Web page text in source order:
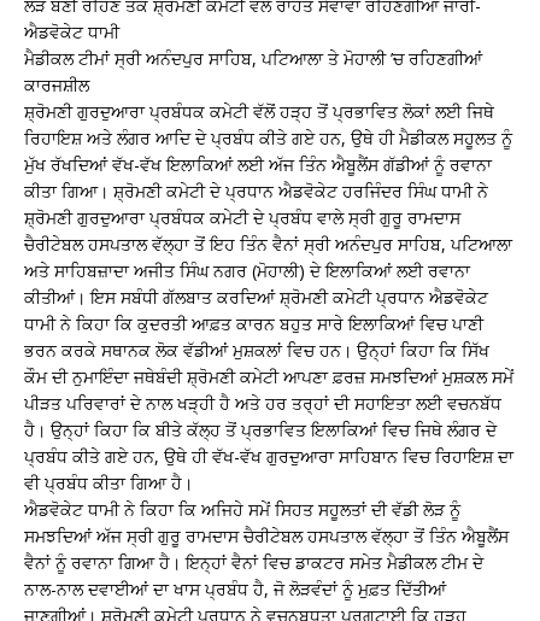
ਲੋੜ ਬਣੀ ਰਹਿਣ ਤੱਕ ਸ਼੍ਰੋਮਣੀ ਕਮੇਟੀ ਵੱਲੋਂ ਰਾਹਤ ਸੇਵਾਵਾਂ ਰਹਿਣਗੀਆਂ ਜਾਰੀ-
ਐਡਵੋਕੇਟ ਧਾਮੀ
ਮੈਡੀਕਲ ਟੀਮਾਂ ਸ੍ਰੀ ਅਨੰਦਪੁਰ ਸਾਹਿਬ, ਪਟਿਆਲਾ ਤੇ ਮੋਹਾਲੀ ’ਚ ਰਹਿਣਗੀਆਂ
ਕਾਰਜਸ਼ੀਲ
ਸ਼੍ਰੋਮਣੀ ਗੁਰਦੁਆਰਾ ਪ੍ਰਬੰਧਕ ਕਮੇਟੀ ਵੱਲੋਂ ਹੜ੍ਹ ਤੋਂ ਪ੍ਰਭਾਵਿਤ ਲੋਕਾਂ ਲਈ ਜਿਥੇ
ਰਿਹਾਇਸ਼ ਅਤੇ ਲੰਗਰ ਆਦਿ ਦੇ ਪ੍ਰਬੰਧ ਕੀਤੇ ਗਏ ਹਨ, ਉਥੇ ਹੀ ਮੈਡੀਕਲ ਸਹੂਲਤ ਨੂੰ
ਮੁੱਖ ਰੱਖਦਿਆਂ ਵੱਖ-ਵੱਖ ਇਲਾਕਿਆਂ ਲਈ ਅੱਜ ਤਿੰਨ ਐਬੂਲੈਂਸ ਗੱਡੀਆਂ ਨੂੰ ਰਵਾਨਾ
ਕੀਤਾ ਗਿਆ। ਸ਼੍ਰੋਮਣੀ ਕਮੇਟੀ ਦੇ ਪ੍ਰਧਾਨ ਐਡਵੋਕੇਟ ਹਰਜਿੰਦਰ ਸਿੰਘ ਧਾਮੀ ਨੇ
ਸ਼੍ਰੋਮਣੀ ਗੁਰਦੁਆਰਾ ਪ੍ਰਬੰਧਕ ਕਮੇਟੀ ਦੇ ਪ੍ਰਬੰਧ ਵਾਲੇ ਸ੍ਰੀ ਗੁਰੂ ਰਾਮਦਾਸ
ਚੈਰੀਟੇਬਲ ਹਸਪਤਾਲ ਵੱਲ੍ਹਾ ਤੋਂ ਇਹ ਤਿੰਨ ਵੈਨਾਂ ਸ੍ਰੀ ਅਨੰਦਪੁਰ ਸਾਹਿਬ, ਪਟਿਆਲਾ
ਅਤੇ ਸਾਹਿਬਜ਼ਾਦਾ ਅਜੀਤ ਸਿੰਘ ਨਗਰ (ਮੋਹਾਲੀ) ਦੇ ਇਲਾਕਿਆਂ ਲਈ ਰਵਾਨਾ
ਕੀਤੀਆਂ। ਇਸ ਸਬੰਧੀ ਗੱਲਬਾਤ ਕਰਦਿਆਂ ਸ਼੍ਰੋਮਣੀ ਕਮੇਟੀ ਪ੍ਰਧਾਨ ਐਡਵੋਕੇਟ
ਧਾਮੀ ਨੇ ਕਿਹਾ ਕਿ ਕੁਦਰਤੀ ਆਫ਼ਤ ਕਾਰਨ ਬਹੁਤ ਸਾਰੇ ਇਲਾਕਿਆਂ ਵਿਚ ਪਾਣੀ
ਭਰਨ ਕਰਕੇ ਸਥਾਨਕ ਲੋਕ ਵੱਡੀਆਂ ਮੁਸ਼ਕਲਾਂ ਵਿਚ ਹਨ। ਉਨ੍ਹਾਂ ਕਿਹਾ ਕਿ ਸਿੱਖ
ਕੌਮ ਦੀ ਨੁਮਾਇੰਦਾ ਜਥੇਬੰਦੀ ਸ਼੍ਰੋਮਣੀ ਕਮੇਟੀ ਆਪਣਾ ਫ਼ਰਜ਼ ਸਮਝਦਿਆਂ ਮੁਸ਼ਕਲ ਸਮੇਂ
ਪੀੜਤ ਪਰਿਵਾਰਾਂ ਦੇ ਨਾਲ ਖੜ੍ਹੀ ਹੈ ਅਤੇ ਹਰ ਤਰ੍ਹਾਂ ਦੀ ਸਹਾਇਤਾ ਲਈ ਵਚਨਬੱਧ
ਹੈ। ਉਨ੍ਹਾਂ ਕਿਹਾ ਕਿ ਬੀਤੇ ਕੱਲ੍ਹ ਤੋਂ ਪ੍ਰਭਾਵਿਤ ਇਲਾਕਿਆਂ ਵਿਚ ਜਿਥੇ ਲੰਗਰ ਦੇ
ਪ੍ਰਬੰਧ ਕੀਤੇ ਗਏ ਹਨ, ਉਥੇ ਹੀ ਵੱਖ-ਵੱਖ ਗੁਰਦੁਆਰਾ ਸਾਹਿਬਾਨ ਵਿਚ ਰਿਹਾਇਸ਼ ਦਾ
ਵੀ ਪ੍ਰਬੰਧ ਕੀਤਾ ਗਿਆ ਹੈ।
ਐਡਵੋਕੇਟ ਧਾਮੀ ਨੇ ਕਿਹਾ ਕਿ ਅਜਿਹੇ ਸਮੇਂ ਸਿਹਤ ਸਹੂਲਤਾਂ ਦੀ ਵੱਡੀ ਲੋੜ ਨੂੰ
ਸਮਝਦਿਆਂ ਅੱਜ ਸ੍ਰੀ ਗੁਰੂ ਰਾਮਦਾਸ ਚੈਰੀਟੇਬਲ ਹਸਪਤਾਲ ਵੱਲ੍ਹਾ ਤੋਂ ਤਿੰਨ ਐਬੂਲੈਂਸ
ਵੈਨਾਂ ਨੂੰ ਰਵਾਨਾ ਗਿਆ ਹੈ। ਇਨ੍ਹਾਂ ਵੈਨਾਂ ਵਿਚ ਡਾਕਟਰ ਸਮੇਤ ਮੈਡੀਕਲ ਟੀਮ ਦੇ
ਨਾਲ-ਨਾਲ ਦਵਾਈਆਂ ਦਾ ਖਾਸ ਪ੍ਰਬੰਧ ਹੈ, ਜੋ ਲੋੜਵੰਦਾਂ ਨੂੰ ਮੁਫ਼ਤ ਦਿੱਤੀਆਂ
ਜਾਣਗੀਆਂ। ਸ਼੍ਰੋਮਣੀ ਕਮੇਟੀ ਪ੍ਰਧਾਨ ਨੇ ਵਚਨਬਧਤਾ ਪ੍ਰਗਟਾਈ ਕਿ ਹੜ੍ਹ